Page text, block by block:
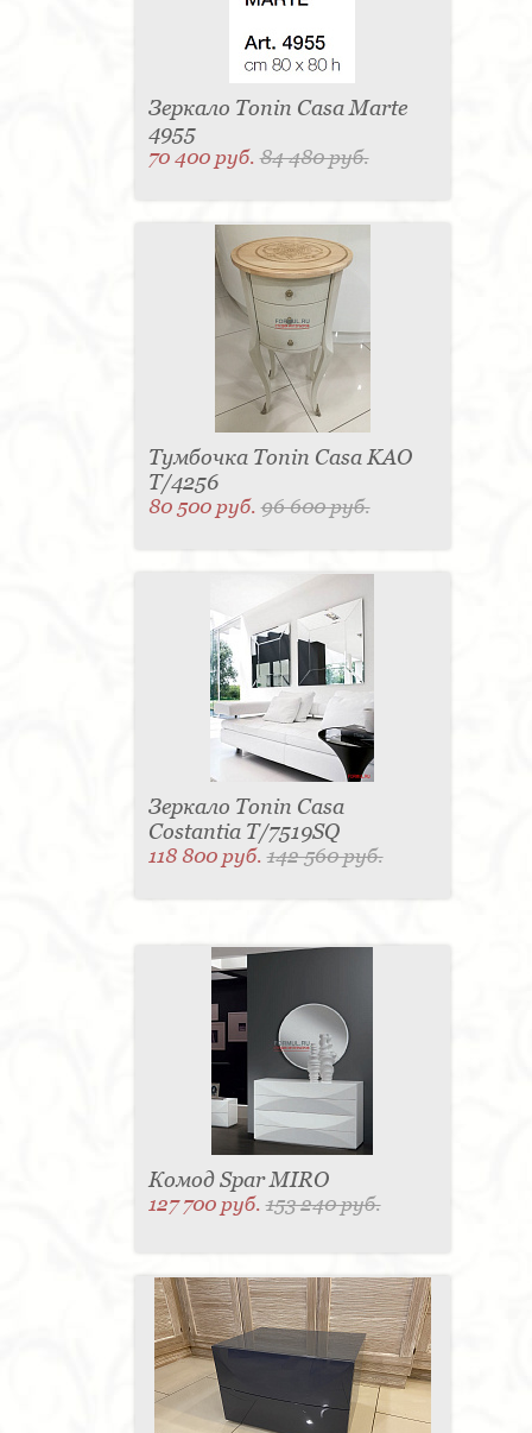
Зеркало Tonin Casa Marte
4955
70 400 руб.84 480 руб.
Тумбочка Tonin Casa KAO
T/4256
80 500 руб.96 600 руб.
Зеркало Tonin Casa
Costantia T/7519SQ
118 800 руб.142 560 руб.
Комод Spar MIRO
127 700 руб.153 240 руб.